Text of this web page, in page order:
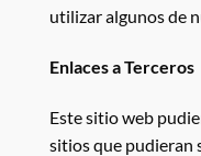
utilizar algunos de
Enlaces a Terceros
Este sitio web
sitios que pudieran